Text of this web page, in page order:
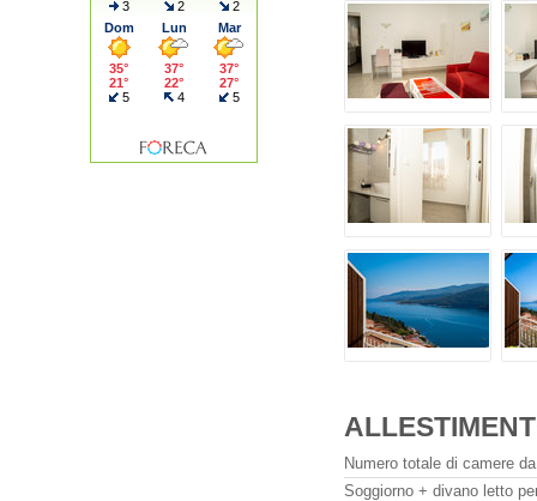
Numero totale di camere
Soggiorno + divano letto